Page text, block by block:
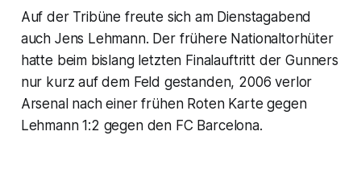
Auf der Tribüne freute sich am Dienstagabend
auch Jens Lehmann. Der frühere Nationaltorhüter
hatte beim bislang letzten Finalauftritt der Gunners
nur kurz auf dem Feld gestanden, 2006 verlor
Arsenal nach einer frühen Roten Karte gegen
Lehmann 1:2 gegen den FC Barcelona.